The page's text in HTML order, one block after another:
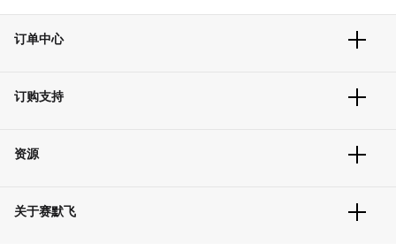
订单中心
大宗订制
订购支持
联系我们
隐私政策
资源
促销信息
关于赛默飞